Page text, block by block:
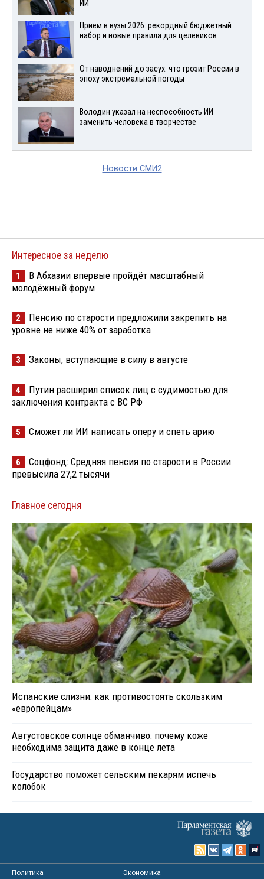
ИИ
Прием в вузы 2026: рекордный бюджетный
набор и новые правила для целевиков
От наводнений до засух: что грозит России в
эпоху экстремальной погоды
Володин указал на неспособность ИИ
заменить человека в творчестве
Новости СМИ2
Интересное за неделю
1
В Абхазии впервые пройдёт масштабный
молодёжный форум
2
Пенсию по старости предложили закрепить на
уровне не ниже 40% от заработка
3 Законы, вступающие в силу в августе
4
Путин расширил список лиц с судимостью для
заключения контракта с ВС РФ
5 Сможет ли ИИ написать оперу и спеть арию
6
Соцфонд: Средняя пенсия по старости в России
превысила 27,2 тысячи
Главное сегодня
Испанские слизни: как противостоять скользким
«европейцам»
Августовское солнце обманчиво: почему коже
необходима защита даже в конце лета
Государство поможет сельским пекарям испечь
колобок
Политика
Экономика